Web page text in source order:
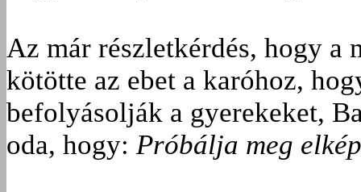
Az már részletkérdés, hogy a
kötötte az ebet a karóhoz,
befolyásolják a gyerekeket,
oda, hogy: Próbálja meg